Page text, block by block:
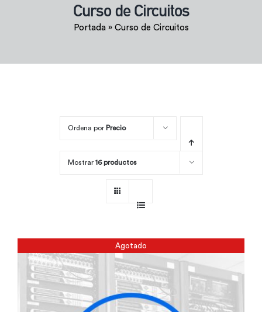
Curso de Circuitos
Portada» Curso de Circuitos
Ordena por Precio
Mostrar 16 productos
Agotado